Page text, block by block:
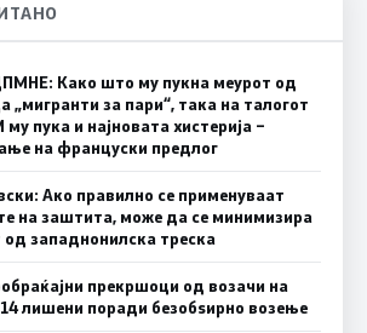
Како што му пукна меурот од
„мигранти за пари“, така на талогот
пука и најновата хистерија –
на француски предлог
Ако правилно се применуваат
на заштита, може да се минимизира
од западнонилска треска
прекршоци од возачи на
лишени поради безобѕирно возење